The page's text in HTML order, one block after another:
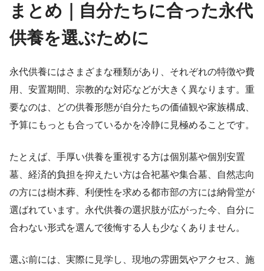
まとめ｜自分たちに合った永代
供養を選ぶために
永代供養にはさまざまな種類があり、それぞれの特徴や費
用、安置期間、宗教的な対応などが大きく異なります。重
要なのは、どの供養形態が自分たちの価値観や家族構成、
予算にもっとも合っているかを冷静に見極めることです。
たとえば、手厚い供養を重視する方は個別墓や個別安置
墓、経済的負担を抑えたい方は合祀墓や集合墓、自然志向
の方には樹木葬、利便性を求める都市部の方には納骨堂が
選ばれています。永代供養の選択肢が広がった今、自分に
合わない形式を選んで後悔する人も少なくありません。
選ぶ前には、実際に見学し、現地の雰囲気やアクセス、施